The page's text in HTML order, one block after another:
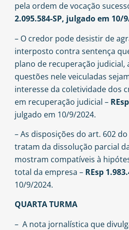
pela ordem de vocação
2.095.584-SP, julgado em 10/
– O credor pode desistir de
interposto contra sentença
plano de recuperação judicial,
questões nele veiculadas
interesse da coletividade dos
em recuperação judicial –
julgado em 10/9/2024.
– As disposições do art. 602 do
tratam da dissolução parcial
mostram compatíveis à
total da empresa – REsp
10/9/2024.
QUARTA TURMA
– A nota jornalística que